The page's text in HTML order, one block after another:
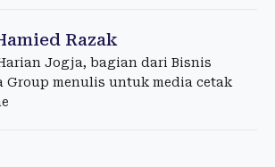
Razak
Jogja, bagian dari Bisnis
Group menulis untuk media cetak